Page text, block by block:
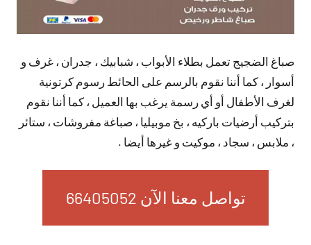
صباغ الضجيج تعمل بطلاء الأبواب ، شبابيك ، جدران ، غرف و
أسوار ، كما أننا نقوم بالرسم على الحائط رسوم كرتونية
لغرف الأطفال أو أي رسمة يرغب بها العميل ، كما أننا نقوم
بتركيب أرضيات باركيه ، بخ موبيليا ، صباغة مفروشات ، ستائر
، ملابس ، سجاد ، موكيت و غيرها أيضا .
تواصل معنا الآن 66405052